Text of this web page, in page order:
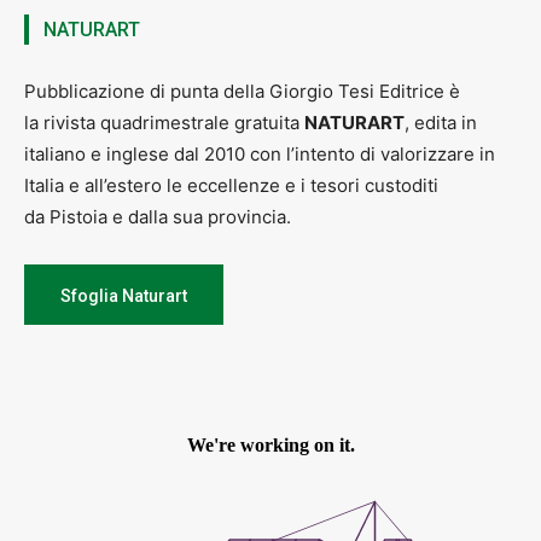
NATURART
Pubblicazione di punta della Giorgio Tesi Editrice è
la rivista quadrimestrale gratuita NATURART, edita in
italiano e inglese dal 2010 con l’intento di valorizzare in
Italia e all’estero le eccellenze e i tesori custoditi
da Pistoia e dalla sua provincia.
Sfoglia Naturart